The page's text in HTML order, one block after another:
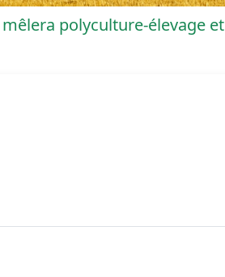
mêlera polyculture-élevage et